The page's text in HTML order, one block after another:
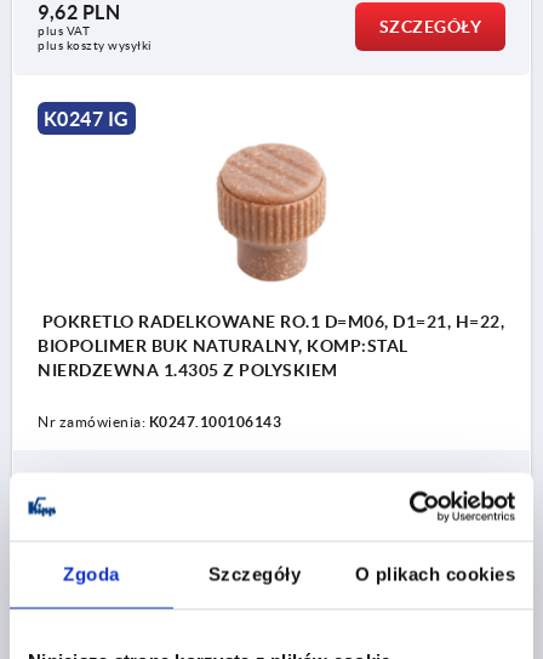
Zgoda Szczegóły O plikach cookies
9,62 PLN
plus VAT
plus koszty wysyłki
SZCZEGÓŁY
K0247 IG
POKRETLO RADELKOWANE RO.1 D=M06, D1=21, H=22,
BIOPOLIMER BUK NATURALNY, KOMP:STAL
NIERDZEWNA 1.4305 Z POLYSKIEM
Nr zamówienia: K0247.100106143
plus VAT
plus koszty wysyłki
SZCZEGÓŁY
K0247 IG